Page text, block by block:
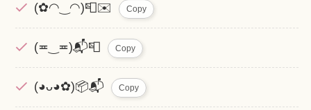
(✿◠‿◠)📮✉️ Copy
(≖‿≖)📬📮 Copy
(◕ᴗ◕✿)📦📬 Copy